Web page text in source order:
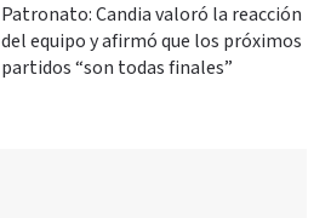
Patronato: Candia valoró la reacción
del equipo y afirmó que los próximos
partidos “son todas finales”